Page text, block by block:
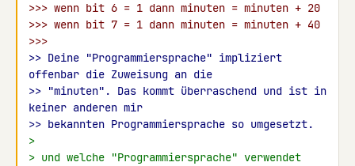
>>> wenn bit 6 = 1 dann minuten = minuten + 20
>>> wenn bit 7 = 1 dann minuten = minuten + 40
>>>
>> Deine "Programmiersprache" impliziert
offenbar die Zuweisung an die
>> "minuten". Das kommt überraschend und ist in
keiner anderen mir
>> bekannten Programmiersprache so umgesetzt.
>
> und welche "Programmiersprache" verwendet